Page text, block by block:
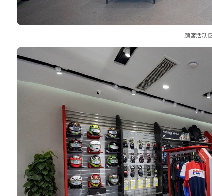
顾客活动